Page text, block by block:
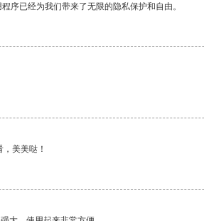
序已经为我们带来了无限的隐私保护和自由。
美美哒！